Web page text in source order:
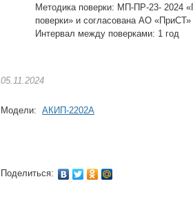
Методика поверки: МП-ПР-23- 2024
поверки» и согласована АО «ПриСТ»
Интервал между поверками: 1 год
05.11.2024
Модели: АКИП-2202А
Поделиться: